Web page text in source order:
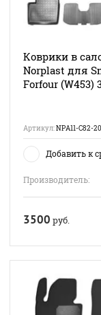
Коврики в
Norplast для
Forfour (W453)
Артикул:NPA11-C82-
Добавить к
Производитель:
3500 руб.